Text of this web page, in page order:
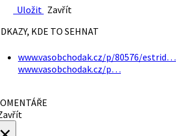
Uložit Zavřít
KDE TO SEHNAT
www.vasobchodak.cz/p/80576/estrid…
www.vasobchodak.cz/p…